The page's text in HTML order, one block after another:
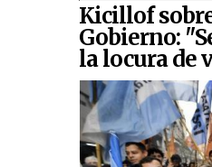
Kicillof
Gobierno:
la locura de